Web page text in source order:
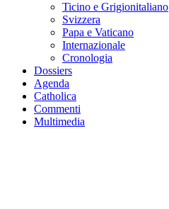
Ticino e Grigionitaliano
Svizzera
Papa e Vaticano
Internazionale
Cronologia
Dossiers
Agenda
Catholica
Commenti
Multimedia